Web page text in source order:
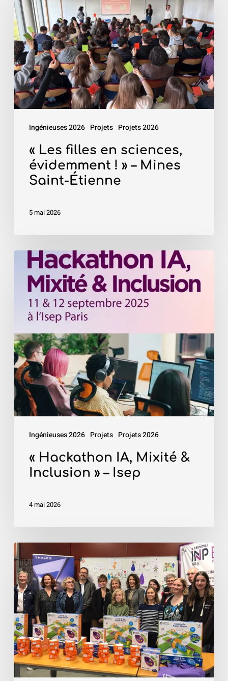
Ingénieuses 2026 Projets Projets 2026
filles
en
sciences,
évidemment
!
»
–
Saint-
Étienne
« Les filles en sciences,
évidemment ! » – Mines
Saint-Étienne
5 mai 2026
Ingénieuses 2026 Projets Projets 2026
Hackathon
Mixité
Inclusion
»
–
Isep
« Hackathon IA, Mixité &
Inclusion » – Isep
4 mai 2026
«
Robot4Kids
»
–
Grenoble
INP
–
Esisar